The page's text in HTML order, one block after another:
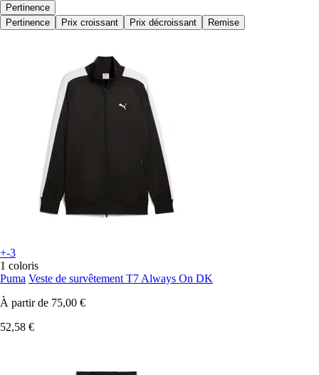
Pertinence
Pertinence
Prix croissant Prix décroissant Remise
+-3
1 coloris
Puma Veste de survêtement T7 Always On DK
À partir de 75,00 €
52,58 €